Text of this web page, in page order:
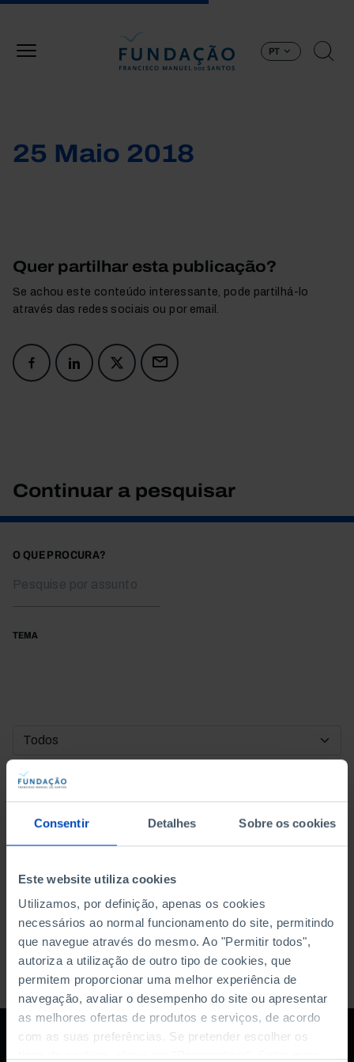
Consentir Detalhes Sobre os cookies
Este website utiliza cookies
Utilizamos, por definição, apenas os cookies
necessários ao normal funcionamento do site, permitindo
que navegue através do mesmo. Ao "Permitir todos",
autoriza a utilização de outro tipo de cookies, que
permitem proporcionar uma melhor experiência de
navegação, avaliar o desempenho do site ou apresentar
as melhores ofertas de produtos e serviços, de acordo
com as suas preferências. Se pretender escolher os
PT
25 Maio 2018
Quer partilhar esta publicação?
Se achou este conteúdo interessante, pode partilhá-lo
através das redes sociais ou por email.
Continuar a pesquisar
O QUE PROCURA?
TEMA
DATA DE INÍCIO
DATA DE FIM